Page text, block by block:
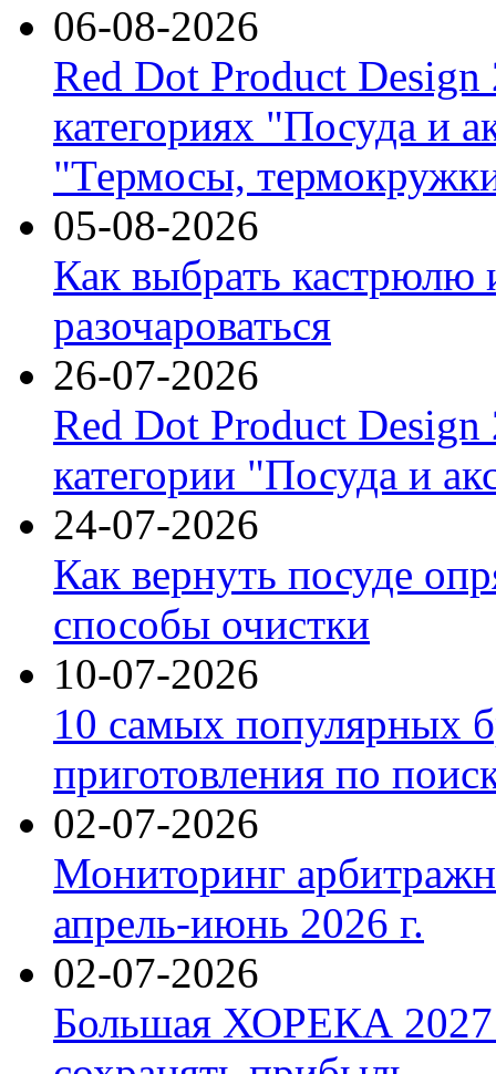
06-08-2026
Red Dot Product Design
категориях "Посуда и
"Термосы,
05-08-2026
Как выбрать кастрюлю
разочароваться
26-07-2026
Red Dot Product Design
категории "Посуда и
24-07-2026
Как вернуть посуде
способы очистки
10-07-2026
10 самых популярных
приготовления по
02-07-2026
Мониторинг
апрель-июнь 2026 г.
02-07-2026
Большая ХОРЕКА 2027: